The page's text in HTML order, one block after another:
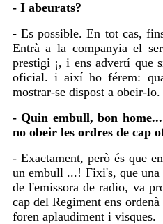
- I abeurats?
- Es possible. En tot cas,
Entrà a la companyia el
prestigi ¡, i ens advertí que
oficial. i així ho férem:
mostrar-se dispost a obeir-
- Quin embull, bon
no obeir les ordres de cap
- Exactament, però és que
un embull ...! Fixi's, que una
de l'emissora de radio, va
cap del Regiment ens
foren aplaudiment i visques.